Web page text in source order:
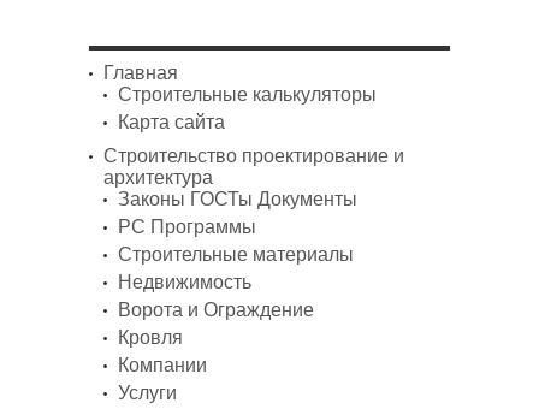
Главная
Строительные калькуляторы
Карта сайта
Строительство проектирование и
архитектура
Законы ГОСТы Документы
PC Программы
Строительные материалы
Недвижимость
Ворота и Ограждение
Кровля
Компании
Услуги